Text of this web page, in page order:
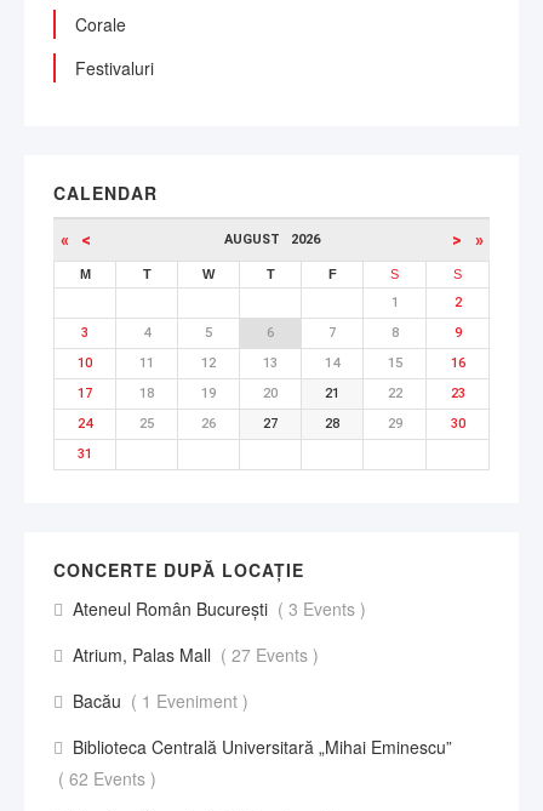
Corale
Festivaluri
CALENDAR
« < AUGUST 2026 > »
M T W T F S S
1
2
3
4 5 6 7 8
9
10
11 12 13 14 15
16
17
18 19 20 21 22
23
24
25 26 27 28 29
30
31
CONCERTE DUPĂ LOCAȚIE
Ateneul Român București ( 3 Events )
Atrium, Palas Mall ( 27 Events )
Bacău ( 1 Eveniment )
Biblioteca Centrală Universitară „Mihai Eminescu”
( 62 Events )